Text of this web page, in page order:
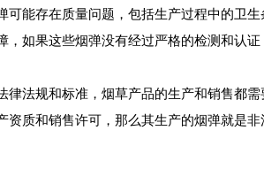
可能存在质量问题，包括生产过程中的卫
，如果这些烟弹没有经过严格的检测和认
律法规和标准，烟草产品的生产和销售都
资质和销售许可，那么其生产的烟弹就是非